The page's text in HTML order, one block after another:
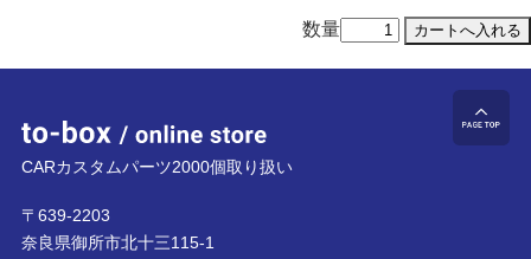
数量
to-box online store
CARカスタムパーツ2000個取り扱い
〒639-2203
奈良県御所市北十三115-1